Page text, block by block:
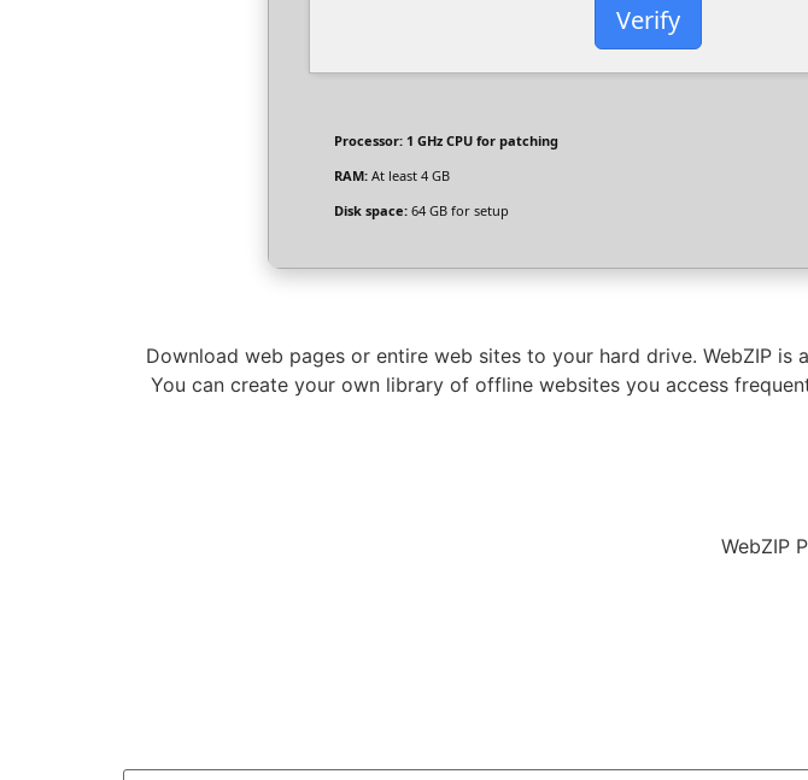
Verify
Processor: 1 GHz CPU for patching
RAM: At least 4 GB
Disk space: 64 GB for setup
Download web pages or entire web sites to your hard drive. WebZIP
You can create your own library of offline websites you access
WebZIP